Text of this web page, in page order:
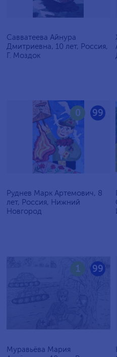
Савватеева Айнура
Дмитриевна, 10 лет, Россия,
Г. Моздок
99
0
Руднев Марк Артемович, 8
лет, Россия, Нижний
Новгород
99
1
Муравьёва Мария